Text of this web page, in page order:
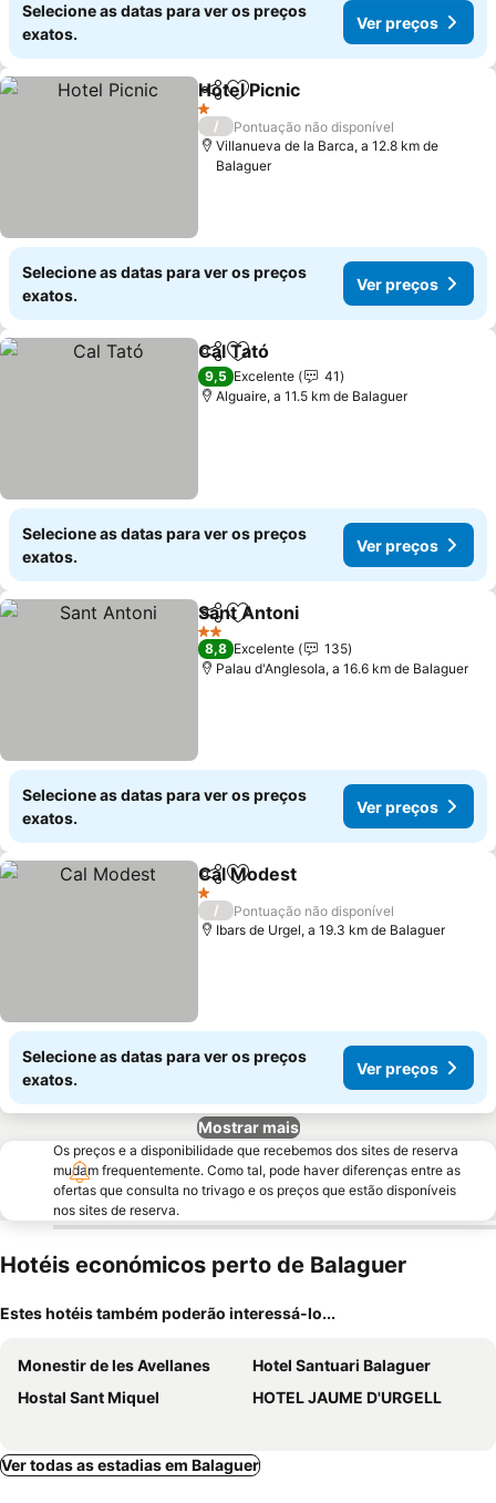
Selecione as datas para ver os preços
exatos.
Ver preços
PartilharAdicionar aos favoritos
Hotel Picnic
1 Estrelas
/
Pontuação não disponível
Villanueva de la Barca, a 12.8 km de
Balaguer
Selecione as datas para ver os preços
exatos.
Ver preços
PartilharAdicionar aos favoritos
Cal Tató
9,5 Excelente
41
Alguaire, a 11.5 km de Balaguer
Selecione as datas para ver os preços
exatos.
Ver preços
PartilharAdicionar aos favoritos
Sant Antoni
2 Estrelas
8,8 Excelente
135
Palau d'Anglesola, a 16.6 km de Balaguer
Selecione as datas para ver os preços
exatos.
Ver preços
PartilharAdicionar aos favoritos
Cal Modest
1 Estrelas
/
Pontuação não disponível
Ibars de Urgel, a 19.3 km de Balaguer
Selecione as datas para ver os preços
exatos.
Ver preços
Mostrar mais
Os preços e a disponibilidade que recebemos dos sites de reserva
mudam frequentemente. Como tal, pode haver diferenças entre as
ofertas que consulta no trivago e os preços que estão disponíveis
nos sites de reserva.
Hotéis económicos perto de Balaguer
Estes hotéis também poderão interessá-lo...
Monestir de les Avellanes
Hotel Santuari Balaguer
Hostal Sant Miquel
HOTEL JAUME D'URGELL
Ver todas as estadias em Balaguer